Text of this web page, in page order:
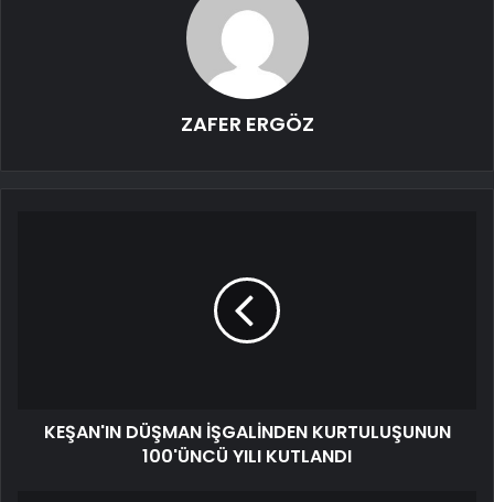
ZAFER ERGÖZ
KEŞAN'IN DÜŞMAN İŞGALİNDEN KURTULUŞUNUN
100'ÜNCÜ YILI KUTLANDI